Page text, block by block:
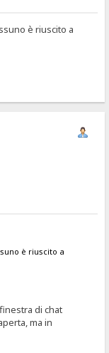
è riuscito a
è riuscito a
di chat
ma in